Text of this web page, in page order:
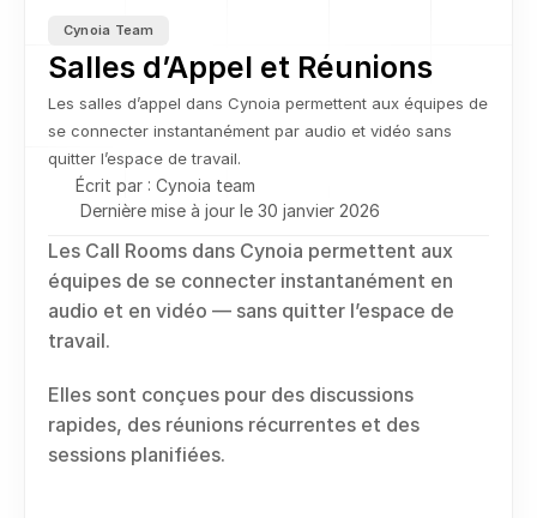
Cynoia Team
Salles d’Appel et Réunions
Les salles d’appel dans Cynoia permettent aux équipes de
se connecter instantanément par audio et vidéo sans
quitter l’espace de travail.
Écrit par : Cynoia team
Dernière mise à jour le 30 janvier 2026
Les Call Rooms dans Cynoia permettent aux
équipes de se connecter instantanément en
audio et en vidéo — sans quitter l’espace de
travail.
Elles sont conçues pour des discussions
rapides, des réunions récurrentes et des
sessions planifiées.